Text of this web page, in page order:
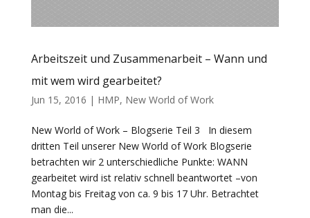
Arbeitszeit und Zusammenarbeit – Wann und
mit wem wird gearbeitet?
Jun 15, 2016 | HMP, New World of Work
New World of Work – Blogserie Teil 3 In diesem
dritten Teil unserer New World of Work Blogserie
betrachten wir 2 unterschiedliche Punkte: WANN
gearbeitet wird ist relativ schnell beantwortet –von
Montag bis Freitag von ca. 9 bis 17 Uhr. Betrachtet
man die...